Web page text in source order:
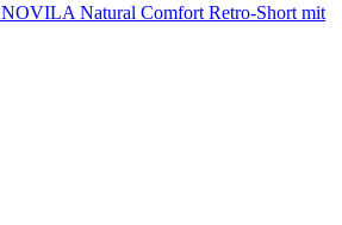
NOVILA Natural Comfort Retro-Short mit